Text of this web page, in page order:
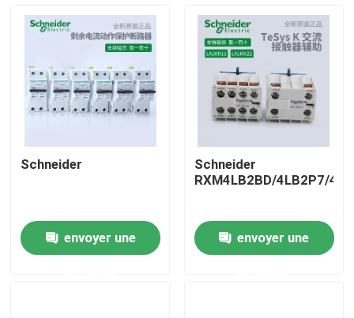
Schneider
envoyer une
Schneider
RXM4LB2BD/4LB2P7/
envoyer une